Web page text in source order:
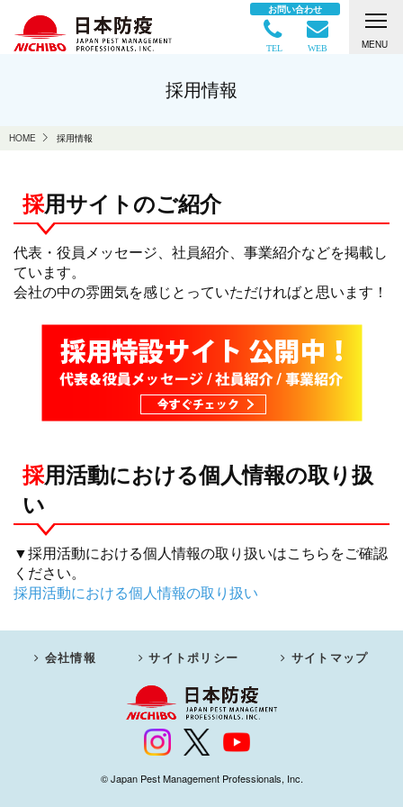
お問い合わせ
TEL WEB MENU
採用情報
HOME 採用情報
採用サイトのご紹介
代表・役員メッセージ、社員紹介、事業紹介などを掲載し
ています。
会社の中の雰囲気を感じとっていただければと思います！
採用活動における個人情報の取り扱
い
▼採用活動における個人情報の取り扱いはこちらをご確認
ください。
採用活動における個人情報の取り扱い
会社情報 サイトポリシー サイトマップ
© Japan Pest Management Professionals, Inc.